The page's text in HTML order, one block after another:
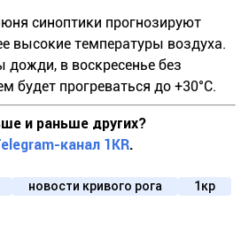
синоптики прогнозируют
высокие температуры воздуха.
в воскресенье без
будет прогреваться до +30°С.
и раньше других?
канал 1KR.
новости кривого рога 1кр